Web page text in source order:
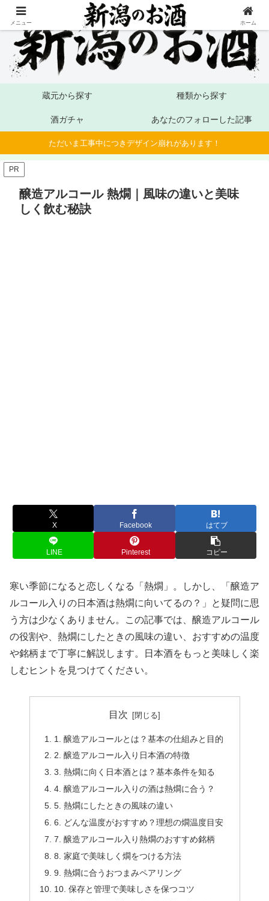
蔵元から探す 種類から探す
酒ガチャ あなたのフォローした記事
ただいま工事中につきデザイン崩れがあります！
PR
醸造アルコール 熱燗｜風味の違いと美味
しく飲む秘訣
X Facebook はてブ
LINE Pinterest コピー
寒い季節になると恋しくなる「熱燗」。しかし、「醸造ア
ルコール入りの日本酒は熱燗に向いてるの？」と疑問に思
う方は少なくありません。この記事では、醸造アルコール
の役割や、熱燗にしたときの風味の違い、おすすめの温度
や銘柄まで丁寧に解説します。日本酒をもっと美味しく楽
しむヒントを見つけてください。
目次
1. 醸造アルコールとは？基本の仕組みと目的
2. 醸造アルコール入り日本酒の特徴
3. 熱燗に向く日本酒とは？基本条件を知る
4. 醸造アルコール入りの酒は熱燗に合う？
5. 熱燗にしたときの風味の違い
6. どんな温度がおすすめ？理想の燗温度目安
7. 醸造アルコール入り熱燗のおすすめ銘柄
8. 家庭で美味しく燗をつける方法
9. 熱燗に合うおつまみペアリング
10. 保存と管理で美味しさを保つコツ
メニュー ホーム